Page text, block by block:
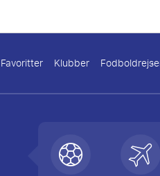
Favoritter Klubber